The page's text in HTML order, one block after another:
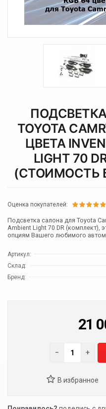
TOYOTA
ЦВЕТА
LIGHT 70
(СТОИМОСТЬ
Оценка покупателей:
Подсветка салона для Toyota
Ambient Light 70 DR (комплект),
опциям Вашего любимого
Артикул:
Склад:
Бренд:
21
− +